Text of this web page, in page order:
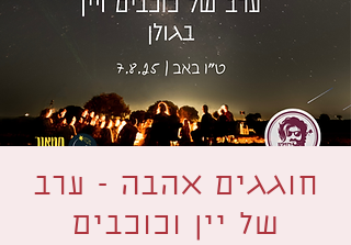
חוגגים אהבה - ערב
של יין וכוכבים